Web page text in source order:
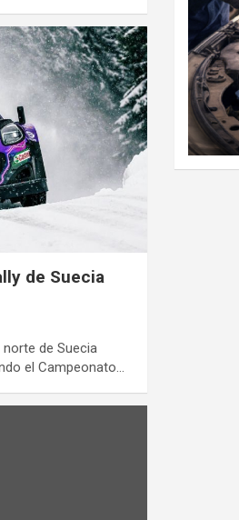
de Suecia
de Suecia
el Campeonato…